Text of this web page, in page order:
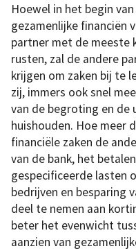
Hoewel in het begin
gezamenlijke financiën
partner met de meeste
rusten, zal de andere
krijgen om zaken bij te
zij, immers ook snel
van de begroting en de
huishouden. Hoe meer
financiële zaken de
van de bank, het
gespecificeerde lasten
bedrijven en besparing
deel te nemen aan
beter het evenwicht
aanzien van